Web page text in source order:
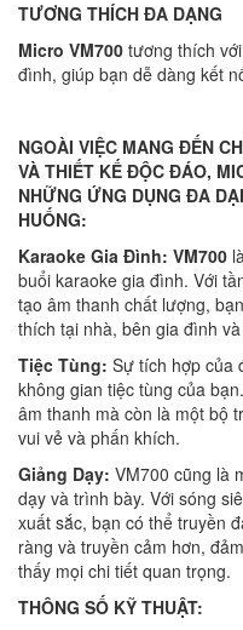
TƯƠNG THÍCH ĐA DẠNG
Micro VM700 tương thích
đình, giúp bạn dễ dàng kết
NGOÀI VIỆC MANG ĐẾN
VÀ THIẾT KẾ ĐỘC ĐÁO,
NHỮNG ỨNG DỤNG ĐA
HUỐNG:
Karaoke Gia Đình: VM700
buổi karaoke gia đình. Với
tạo âm thanh chất lượng,
thích tại nhà, bên gia đình
Tiệc Tùng: Sự tích hợp của
không gian tiệc tùng của bạn.
âm thanh mà còn là một bộ
vui vẻ và phấn khích.
Giảng Dạy: VM700 cũng là
dạy và trình bày. Với sóng
xuất sắc, bạn có thể truyền
ràng và truyền cảm hơn,
thấy mọi chi tiết quan trọng.
THÔNG SỐ KỸ THUẬT: